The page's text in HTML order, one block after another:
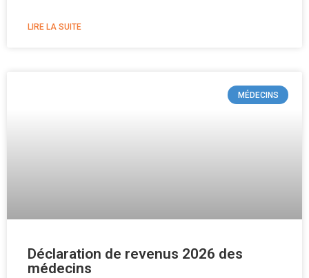
LIRE LA SUITE
MÉDECINS
Déclaration de revenus 2026 des
médecins